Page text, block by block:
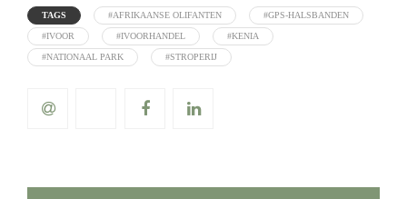
TAGS #AFRIKAANSE OLIFANTEN #GPS-HALSBANDEN
#IVOOR #IVOORHANDEL #KENIA
#NATIONAAL PARK #STROPERIJ